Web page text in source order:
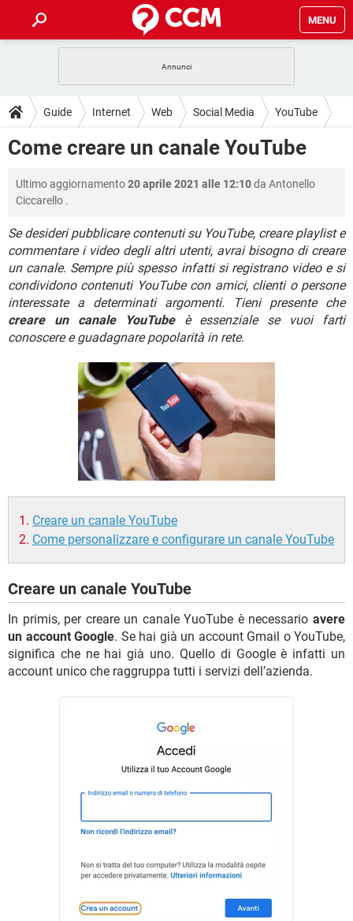
MENU
INTRATTENIMENTO ANDROID
iOS WINDOWS 10
TIKTOK
GUIDE
COVID-19
INTRATTENIMENTO ANDROID
iOS WINDOWS 10
TIKTOK FACEBOOK
HARDWARE
DOWNLOAD
INTRATTENIMENTO
INSTAGRAM WHATSAPP
TIKTOK
HARDWARE
FORUM
INTRATTENIMENTO ANDROID
iOS WINDOWS 10
INSTAGRAM WHATSAPP
TIKTOK FACEBOOK
HARDWARE
COVID-19 GAMING
INTRATTENIMENTO
iOS WINDOWS 10
WHATSAPP
Guide Internet Web Social Media YouTube
Come creare un canale YouTube
Ultimo aggiornamento20 aprile 2021 alle 12:10da Antonello
Ciccarello .
Se desideri pubblicare contenuti su YouTube, creare playlist e
commentare i video degli altri utenti, avrai bisogno di creare
un canale. Sempre più spesso infatti si registrano video e si
condividono contenuti YouTube con amici, clienti o persone
interessate a determinati argomenti. Tieni presente che
creare un canale YouTubeè essenziale se vuoi farti
conoscere e guadagnare popolarità in rete.
Creare un canale YouTube
Come personalizzare e configurare un canale YouTube
Creare un canale YouTube
In primis, per creare un canale YuoTube è necessario avere
un account Google. Se hai già un account Gmail o YouTube,
significa che ne hai già uno. Quello di Google è infatti un
account unico che raggruppa tutti i servizi dell’azienda.